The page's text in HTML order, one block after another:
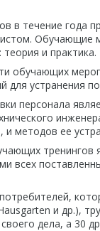
в течение года
Обучающие
и практика.
обучающих
для устранения
персонала
и методов ее
тренингов
всех
и др.),
дела, а 30